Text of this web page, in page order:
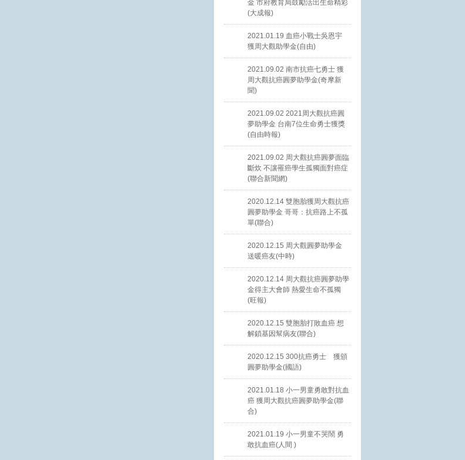
金 市府教育局鼓勵活出生命精彩
(大成報)
2021.01.19 血癌小戰士吳恩宇
獲周大觀助學金(自由)
2021.09.02 南市抗癌七勇士 獲
周大觀抗癌圓夢助學金(奇摩新
聞)
2021.09.02 2021周大觀抗癌圓
夢助學金 台南7位生命勇士獲獎
(自由時報)
2021.09.02 周大觀抗癌圓夢面臨
斷炊 不讓罹癌學生孤獨面對癌症
(聯合新聞網)
2020.12.14 雙胞胎獲周大觀抗癌
圓夢助學金 哥哥：抗癌路上不孤
單(聯合)
2020.12.15 周大觀圓夢助學金
送暖癌友(中時)
2020.12.14 周大觀抗癌圓夢助學
金得主大會師 熱愛生命不孤獨
(旺報)
2020.12.15 雙胞胎打敗血癌 想
解鎖基因幫病友(聯合)
2020.12.15 300抗癌勇士 獲頒
圓夢助學金(國語)
2021.01.18 小一男童勇敢對抗血
癌 獲周大觀抗癌圓夢助學金(聯
合)
2021.01.19 小一男童不哭鬧 勇
敢抗血癌(人間 )